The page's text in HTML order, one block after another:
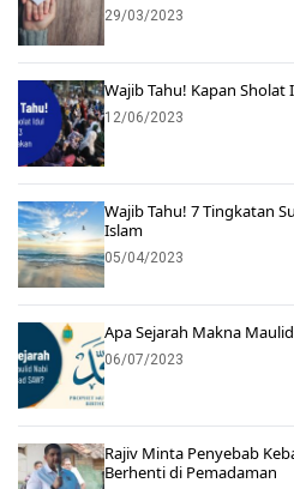
29/03/2023
Wajib Tahu! Kapan Sholat
12/06/2023
Wajib Tahu! 7 Tingkatan
Islam
05/04/2023
Apa Sejarah Makna
06/07/2023
Rajiv Minta Penyebab
Berhenti di Pemadaman